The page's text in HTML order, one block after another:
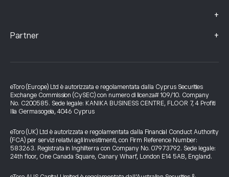
+
Partner +
eToro (Europe) Ltd è autorizzata e regolamentata dalla Cyprus Securities
Exchange Commission (CySEC) con numero di licenza# 109/10. Company
No. C200585. Sede legale: KANIKA BUSINESS CENTRE, FLOOR 7, 4 Profiti
Ilia Germasogeia, 4046 Cyprus
eToro (UK) Ltd è autorizzata e regolamentata dalla Financial Conduct Authority
(FCA) per servizi relativi agli investimenti, con Firm Reference Number:
583263. Registrata in Inghilterra con Company No. 07973792. Sede legale:
24th floor, One Canada Square, Canary Wharf, London E14 5AB, England.